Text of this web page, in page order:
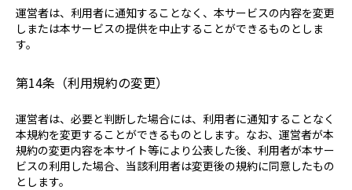
運営者は、利用者に通知することなく、本サービスの内容を変更
しまたは本サービスの提供を中止することができるものとしま
す。
第14条（利用規約の変更）
運営者は、必要と判断した場合には、利用者に通知することなく
本規約を変更することができるものとします。なお、運営者が本
規約の変更内容を本サイト等により公表した後、利用者が本サー
ビスの利用した場合、当該利用者は変更後の規約に同意したもの
とします。